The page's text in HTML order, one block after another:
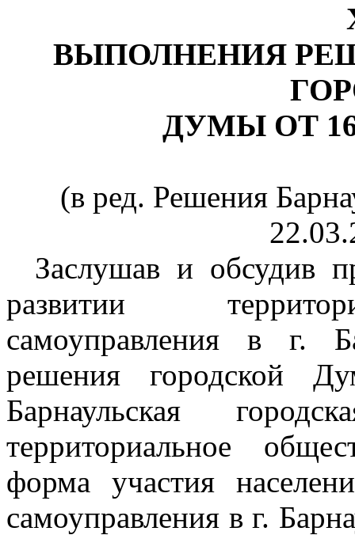
ВЫПОЛНЕНИЯ
ДУМЫ ОТ
(в ред. Решения
Заслушав и обсудив
развитии
самоуправления в г.
решения городской
Барнаульская
территориальное
форма участия
самоуправления в г.